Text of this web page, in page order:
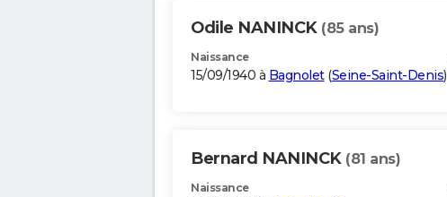
Odile NANINCK (85 ans)
Naissance
15/09/1940 à Bagnolet(Seine-Saint-Denis)
Bernard NANINCK (81 ans)
Naissance